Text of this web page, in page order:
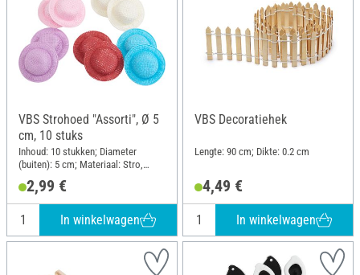
VBS Strohoed "Assorti", Ø 5
cm, 10 stuks
Inhoud: 10 stukken; Diameter
(buiten): 5 cm; Materiaal: Stro,
2,99 €
In winkelwagen
VBS Decoratiehek
Lengte: 90 cm; Dikte: 0.2 cm
4,49 €
In winkelwagen